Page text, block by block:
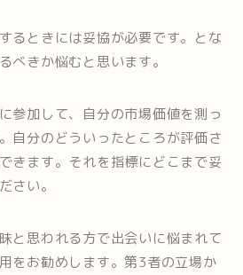
るときには妥協が必要です。とな
べきか悩むと思います。
参加して、自分の市場価値を測っ
自分のどういったところが評価さ
きます。それを指標にどこまで妥
さい。
と思われる方で出会いに悩まれて
をお勧めします。第3者の立場か